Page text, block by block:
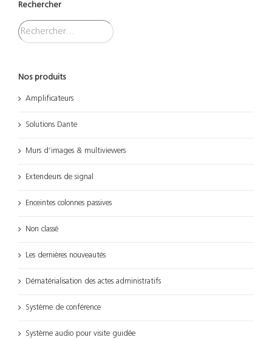
Rechercher
Nos produits
Amplificateurs
Solutions Dante
Murs d’images & multiviewers
Extendeurs de signal
Enceintes colonnes passives
Non classé
Les dernières nouveautés
Dématérialisation des actes administratifs
Système de conférence
Système audio pour visite guidée